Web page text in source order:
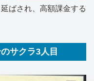
ばされ、高額課金する
サクラ3人目